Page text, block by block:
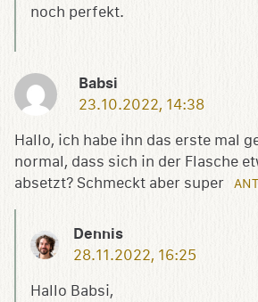
noch perfekt.
Babsi
23.10.2022, 14:38
Hallo, ich habe ihn das erste mal
normal, dass sich in der Flasche
absetzt? Schmeckt aber super
Dennis
28.11.2022, 16:25
Hallo Babsi,